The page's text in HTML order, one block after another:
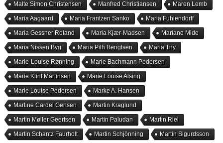
Malte Simon Christensen Manfred Christiansen Maren Lemb
Maria Aagaard Maria Frantzen Sanko Maria Fuhlendorff
Maria Gessner Roland Maria Kjær-Madsen Mariane Mide
Maria Nissen Byg Maria Pilh Bengtsen Maria Thy
Marie-Louise Rønning Marie Bachmann Pedersen
Marie Klint Martinsen Marie Louise Alsing
Marie Louise Pedersen Marke A. Hansen
Martine Cardel Gertsen Martin Kraglund
Martin Møller Geertsen Martin Paludan Martin Riel
Martin Schantz Faurholt Martin Schjönning Martin Sigurdsson